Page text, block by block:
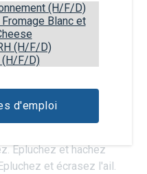
(H/F/D)
Blanc et
(H/F/D)
(H/F/D)
d'emploi
sel & de poivre
pressez le
Épluchez et hachez
et écrasez l'ail.